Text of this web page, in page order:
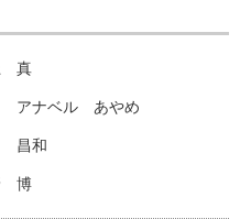
真
アナベル あやめ
昌和
博